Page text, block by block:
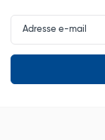
Input
Newsletter